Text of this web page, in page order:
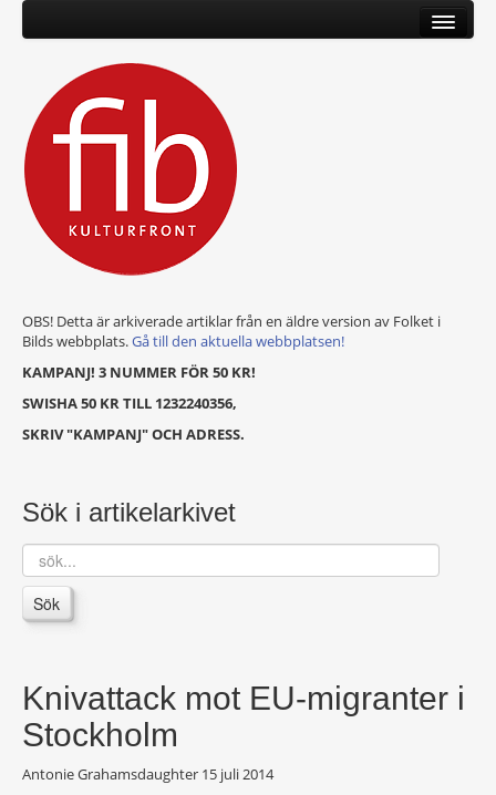
OBS! Detta är arkiverade artiklar från en äldre version av Folket i
Bilds webbplats.Gå till den aktuella webbplatsen!
KAMPANJ! 3 NUMMER FÖR 50 KR!
SWISHA 50 KR TILL 1232240356,
SKRIV "KAMPANJ" OCH ADRESS.
Sök i artikelarkivet
sök...
Sök
Knivattack mot EU-migranter i
Stockholm
Antonie Grahamsdaughter 15 juli 2014